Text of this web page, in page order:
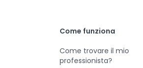
Come funziona
Come trovare il mio
professionista?